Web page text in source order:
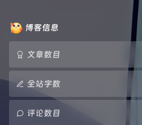
博客信息
文章数目
全站字数
评论数目